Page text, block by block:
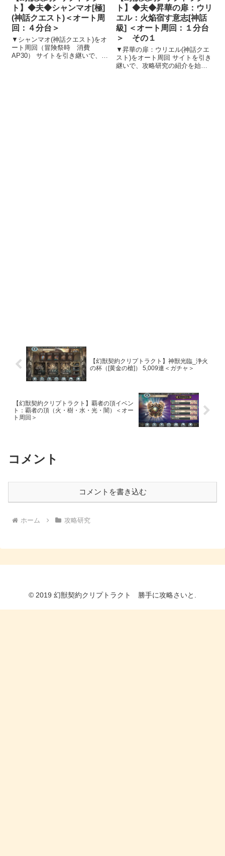
ト】◆夫◆シャンマオ[極]
(神話クエスト)＜オート周
回：４分台＞
▼シャンマオ(神話クエスト)をオ
ート周回（冒険祭時 消費
AP30） サイトを引き継いで、攻
ト】◆夫◆昇華の扉：ウリ
エル：火焔宿す意志[神話
級] ＜オート周回：１分台
＞ その１
▼昇華の扉：ウリエル(神話クエ
スト)をオート周回 サイトを引き
継いで、攻略研究の紹介を始め
【幻獣契約クリプトラクト】神獣光臨_浄火
の杯（[黄金の槍]） 5,009連＜ガチャ＞
【幻獣契約クリプトラクト】覇者の頂イベン
ト：覇者の頂（火・樹・水・光・闇）＜オー
ト周回＞
コメント
コメントを書き込む
ホーム 攻略研究
© 2019 幻獣契約クリプトラクト 勝手に攻略さいと.